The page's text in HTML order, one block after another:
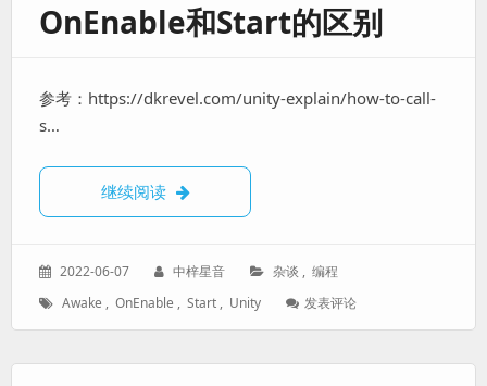
OnEnable和Start的区别
参考：https://dkrevel.com/unity-explain/how-to-call-
s…
继续阅读 【Unity】Awake、OnEnable和Start的区别
发
于：
2022-06-07
作
中梓星音
分
杂谈 , 编程
标
Awake , OnEnable , Start , Unity 发表评论: 【Unity】
和